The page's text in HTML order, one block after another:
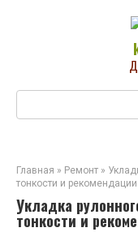
Главная » Ремонт »
тонкости и рекомендации
Укладка
тонкости и